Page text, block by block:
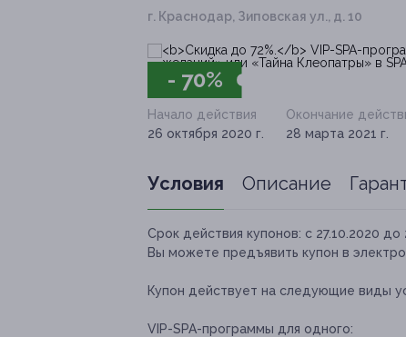
г. Краснодар, Зиповская ул., д. 10
- 70%
Начало действия
26 октября 2020 г.
Окончание
28 марта 2021 г.
Условия Описание
Срок действия купонов: с 27.10.2020 до
Вы можете предъявить купон в
Купон действует на следующие виды
VIP-SPA-программы для одного: